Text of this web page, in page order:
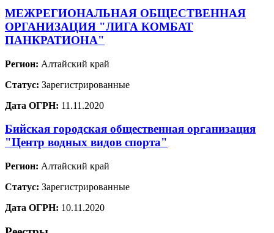
МЕЖРЕГИОНАЛЬНАЯ ОБЩЕСТВЕННАЯ
ОРГАНИЗАЦИЯ "ЛИГА КОМБАТ
ПАНКРАТИОНА"
Регион: Алтайский край
Статус: Зарегистрированные
Дата ОГРН: 11.11.2020
Бийская городская общественная организация
"Центр водных видов спорта"
Регион: Алтайский край
Статус: Зарегистрированные
Дата ОГРН: 10.11.2020